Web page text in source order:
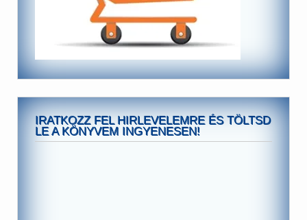
IRATKOZZ FEL HIRLEVELEMRE ÉS TÖLTSD
LE A KÖNYVEM INGYENESEN!